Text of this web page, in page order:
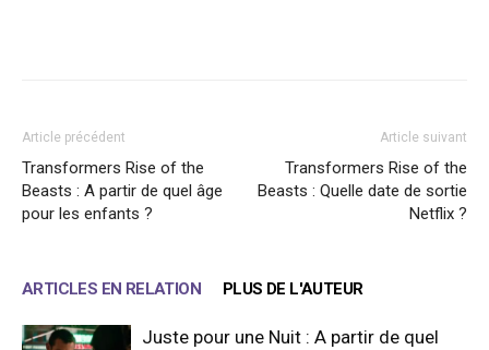
Article précédent
Transformers Rise of the
Beasts : A partir de quel âge
pour les enfants ?
Article suivant
Transformers Rise of the
Beasts : Quelle date de sortie
Netflix ?
ARTICLES EN RELATION PLUS DE L'AUTEUR
Juste pour une Nuit : A partir de quel